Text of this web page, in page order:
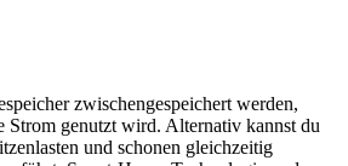
zwischengespeichert werden,
Strom genutzt wird. Alternativ kannst du
und schonen gleichzeitig